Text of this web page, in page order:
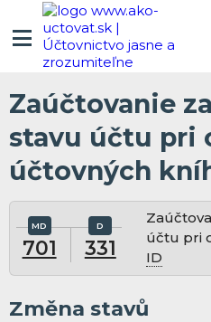
Zaúčtovanie
stavu účtu pri
účtovných
701 331
účtu pri
ID
Změna stavů